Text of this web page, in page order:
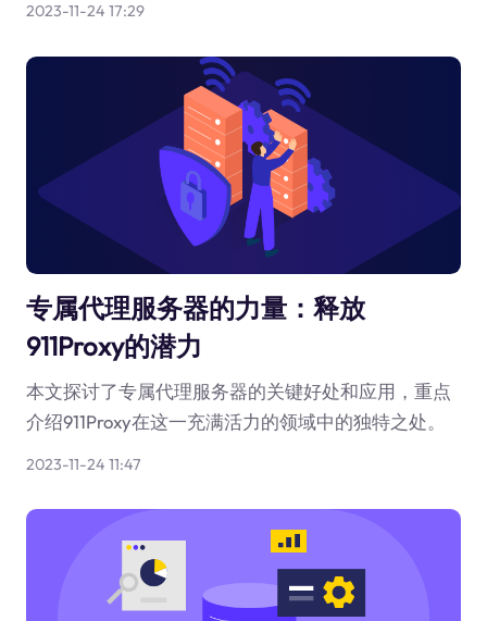
2023-11-24 17:29
专属代理服务器的力量：释放
911Proxy的潜力
本文探讨了专属代理服务器的关键好处和应用，重点
介绍911Proxy在这一充满活力的领域中的独特之处。
2023-11-24 11:47